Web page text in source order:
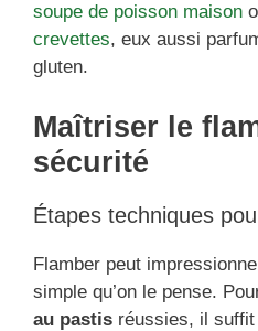
soupe de poisson maison
crevettes, eux aussi
gluten.
Maîtriser le
sécurité
Étapes techniques
Flamber peut
simple qu’on le pense.
au pastis réussies, il suffit